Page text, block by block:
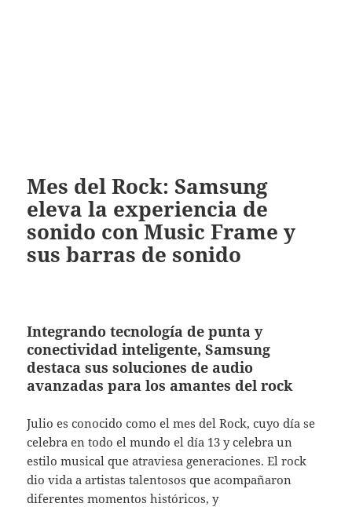
Mes del Rock: Samsung
eleva la experiencia de
sonido con Music Frame y
sus barras de sonido
Integrando tecnología de punta y
conectividad inteligente, Samsung
destaca sus soluciones de audio
avanzadas para los amantes del rock
Julio es conocido como el mes del Rock, cuyo día se
celebra en todo el mundo el día 13 y celebra un
estilo musical que atraviesa generaciones. El rock
dio vida a artistas talentosos que acompañaron
diferentes momentos históricos, y